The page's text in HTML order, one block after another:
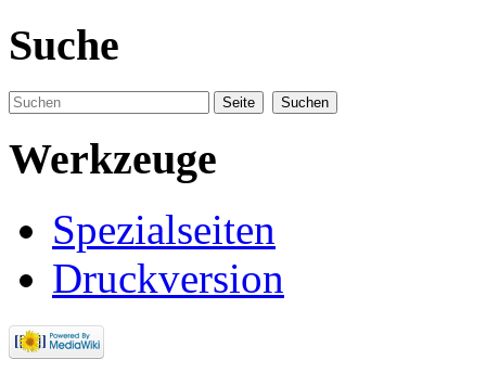
Suche
Werkzeuge
Spezialseiten
Druckversion